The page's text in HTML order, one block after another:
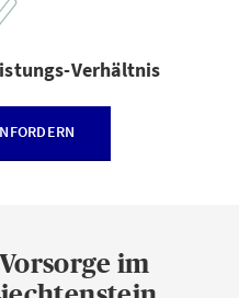
Verhältnis
im